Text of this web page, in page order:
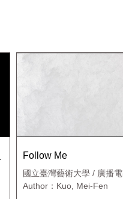
Follow Me
國立臺灣藝術大學 / 廣播
士班應用媒體藝術組
Author：Kuo, Mei-Fen